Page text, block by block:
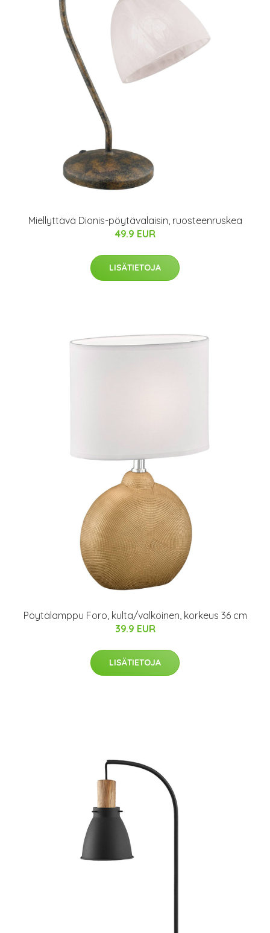
Miellyttävä Dionis-pöytävalaisin, ruosteenruskea
49.9 EUR
LISÄTIETOJA
Pöytälamppu Foro, kulta/valkoinen, korkeus 36 cm
39.9 EUR
LISÄTIETOJA